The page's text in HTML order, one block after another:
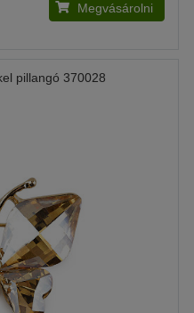
Megvásárolni
pillangó 370028